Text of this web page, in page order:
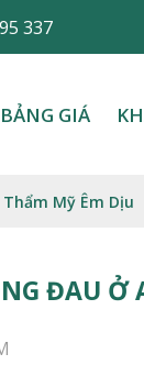
337
BẢNG GIÁ
Mỹ Êm Dịu
ĐAU